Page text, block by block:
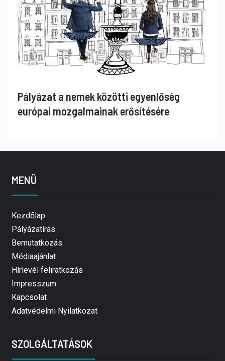
Pályázat a nemek közötti egyenlőség
európai mozgalmainak erősítésére
MENÜ
Kezdőlap
Pályázatírás
Bemutatkozás
Médiaajánlat
Hírlevél feliratkozás
Impresszum
Kapcsolat
Adatvédelmi Nyilatkozat
SZOLGÁLTATÁSOK